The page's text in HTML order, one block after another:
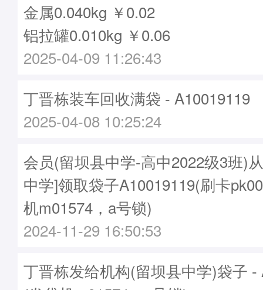
金属0.040kg ￥0.02
铝拉罐0.010kg ￥0.06
2025-04-09 11:26:43
丁晋栋装车回收满袋 - A10019119
2025-04-08 10:25:24
会员(留坝县中学-高中2022级3班)
中学]领取袋子A10019119(刷卡
机m01574，a号锁)
2024-11-29 16:50:53
丁晋栋发给机构(留坝县中学)袋子 -